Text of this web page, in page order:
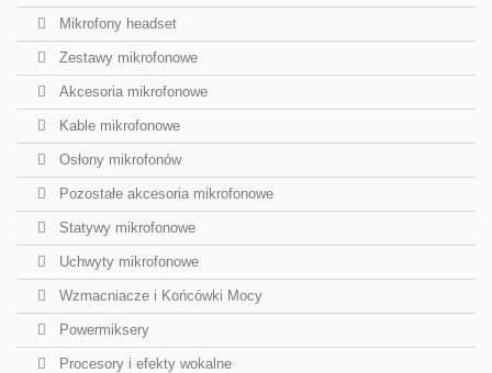
Mikrofony headset
Zestawy mikrofonowe
Akcesoria mikrofonowe
Kable mikrofonowe
Osłony mikrofonów
Pozostałe akcesoria mikrofonowe
Statywy mikrofonowe
Uchwyty mikrofonowe
Wzmacniacze i Końcówki Mocy
Powermiksery
Procesory i efekty wokalne